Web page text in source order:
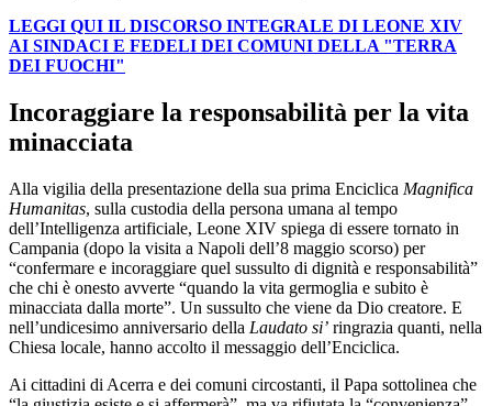
LEGGI QUI IL DISCORSO INTEGRALE DI LEONE XIV
AI SINDACI E FEDELI DEI COMUNI DELLA "TERRA
DEI FUOCHI"
Incoraggiare la responsabilità per la vita
minacciata
Alla vigilia della presentazione della sua prima Enciclica Magnifica
Humanitas, sulla custodia della persona umana al tempo
dell’Intelligenza artificiale, Leone XIV spiega di essere tornato in
Campania (dopo la visita a Napoli dell’8 maggio scorso) per
“confermare e incoraggiare quel sussulto di dignità e responsabilità”
che chi è onesto avverte “quando la vita germoglia e subito è
minacciata dalla morte”. Un sussulto che viene da Dio creatore. E
nell’undicesimo anniversario della Laudato si’ ringrazia quanti, nella
Chiesa locale, hanno accolto il messaggio dell’Enciclica.
Ai cittadini di Acerra e dei comuni circostanti, il Papa sottolinea che